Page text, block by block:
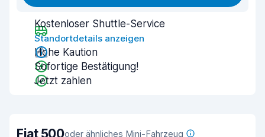
Kostenloser Shuttle-Service
Standortdetails anzeigen
Hohe Kaution
Sofortige Bestätigung!
Jetzt zahlen
Fiat 500oder ähnliches Mini-Fahrzeug